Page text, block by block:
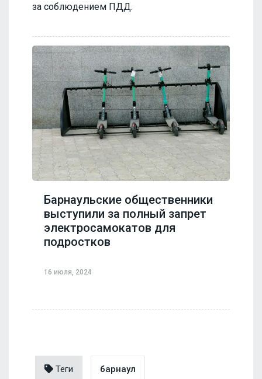
за соблюдением ПДД.
Барнаульские общественники
выступили за полный запрет
электросамокатов для
подростков
16 июля, 2024
Теги барнаул